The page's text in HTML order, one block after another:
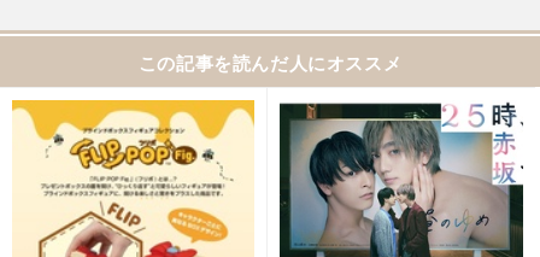
この記事を読んだ人にオススメ